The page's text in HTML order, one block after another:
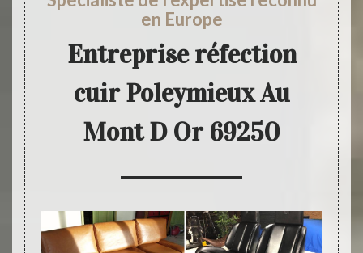
en Europe
Entreprise réfection
cuir Poleymieux Au
Mont D Or 69250